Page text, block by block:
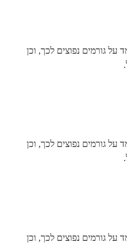
גורמים נפוצים לכך, וכן
גורמים נפוצים לכך, וכן
גורמים נפוצים לכך, וכן